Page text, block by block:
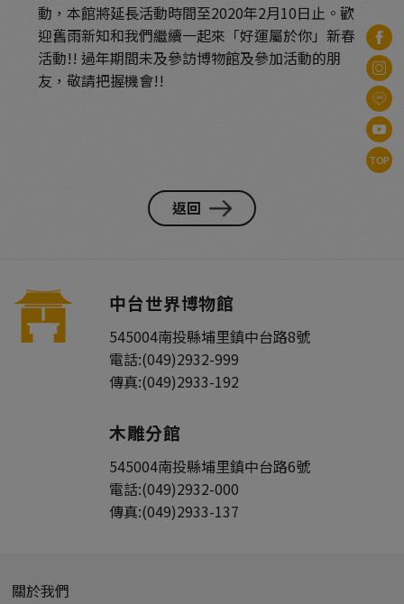
動，本館將延長活動時間至2020年2月10日止。歡
迎舊雨新知和我們繼續一起來「好運屬於你」新春
活動!! 過年期間未及參訪博物館及參加活動的朋
友，敬請把握機會!!
返回
中台世界博物館
545004南投縣埔里鎮中台路8號
電話:(049)2932-999
傳真:(049)2933-192
木雕分館
545004南投縣埔里鎮中台路6號
電話:(049)2932-000
傳真:(049)2933-137
關於我們
TOP